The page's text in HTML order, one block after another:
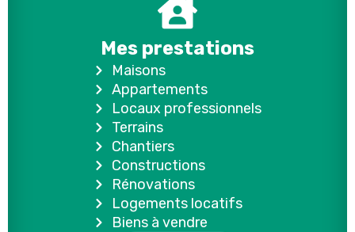
Mes prestations
Maisons
Appartements
Locaux professionnels
Terrains
Chantiers
Constructions
Rénovations
Logements locatifs
Biens à vendre